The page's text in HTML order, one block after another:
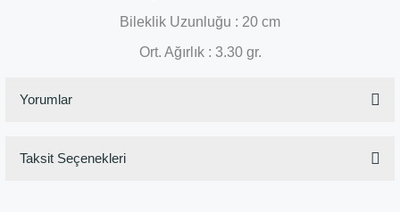
Bileklik Uzunluğu : 20 cm
Ort. Ağırlık : 3.30 gr.
Yorumlar
Taksit Seçenekleri